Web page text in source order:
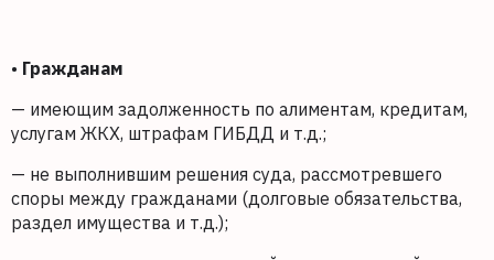
• Гражданам
— имеющим задолженность по алиментам, кредитам,
услугам ЖКХ, штрафам ГИБДД и т.д.;
— не выполнившим решения суда, рассмотревшего
споры между гражданами (долговые обязательства,
раздел имущества и т.д.);